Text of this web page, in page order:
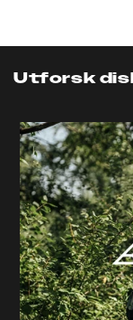
Utforsk